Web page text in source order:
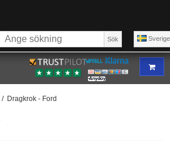
Sverige
Sök
/ Dragkrok - Ford